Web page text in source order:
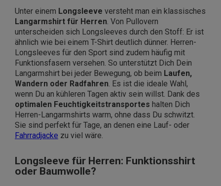
Unter einem Longsleeve versteht man ein klassisches
Langarmshirt für Herren. Von Pullovern
unterscheiden sich Longsleeves durch den Stoff: Er ist
ähnlich wie bei einem T-Shirt deutlich dünner. Herren-
Longsleeves für den Sport sind zudem häufig mit
Funktionsfasern versehen. So unterstützt Dich Dein
Langarmshirt bei jeder Bewegung, ob beim Laufen,
Wandern oder Radfahren. Es ist die ideale Wahl,
wenn Du an kühleren Tagen aktiv sein willst. Dank des
optimalen Feuchtigkeitstransportes halten Dich
Herren-Langarmshirts warm, ohne dass Du schwitzt.
Sie sind perfekt für Tage, an denen eine Lauf- oder
Fahrradjacke zu viel wäre.
Longsleeve für Herren: Funktionsshirt
oder Baumwolle?